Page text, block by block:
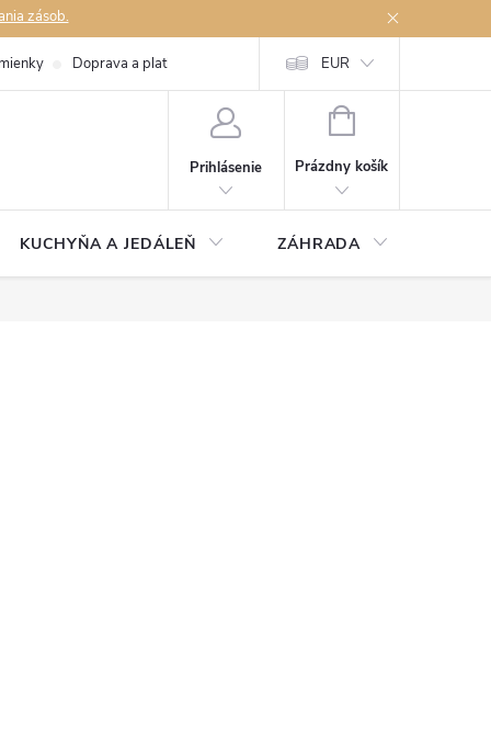
zásob.
Doprava a platby Podmienky ochrany osobných údajov
EUR
Prihlásenie
NÁKUPNÝ
Prázdny košík
KUCHYŇA A JEDÁLEŇ ZÁHRADA